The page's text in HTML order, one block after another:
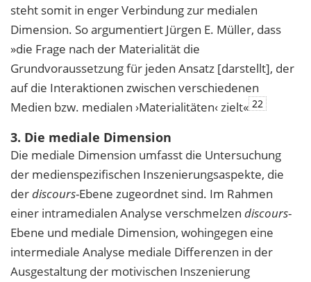
steht somit in enger Verbindung zur medialen
Dimension. So argumentiert Jürgen E. Müller, dass
»die Frage nach der Materialität die
Grundvoraussetzung für jeden Ansatz [darstellt], der
auf die Interaktionen zwischen verschiedenen
Medien bzw. medialen ›Materialitäten‹ zielt« 22
3. Die mediale Dimension
Die mediale Dimension umfasst die Untersuchung
der medienspezifischen Inszenierungsaspekte, die
derdiscours-Ebene zugeordnet sind. Im Rahmen
einer intramedialen Analyse verschmelzen discours-
Ebene und mediale Dimension, wohingegen eine
intermediale Analyse mediale Differenzen in der
Ausgestaltung der motivischen Inszenierung